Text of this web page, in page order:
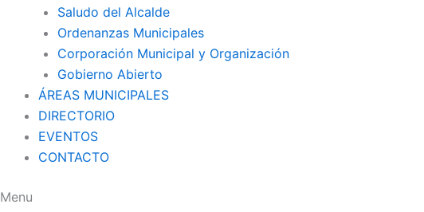
Saludo del Alcalde
Ordenanzas Municipales
Corporación Municipal y Organización
Gobierno Abierto
ÁREAS MUNICIPALES
DIRECTORIO
EVENTOS
CONTACTO
Menu